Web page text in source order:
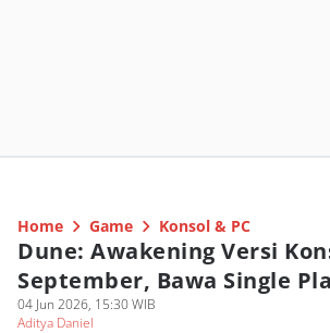
Home Game Konsol & PC
Dune: Awakening Versi
September, Bawa Single
04 Jun 2026, 15:30 WIB
Aditya Daniel